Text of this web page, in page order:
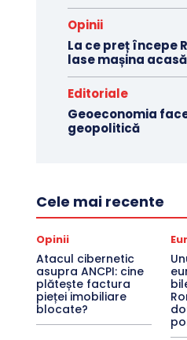
Opinii
La ce preț începe
lase mașina
Editoriale
Geoeconomia
geopolitică
Cele mai recente
Opinii
Atacul cibernetic
asupra ANCPI: cine
plătește factura
pieței imobiliare
blocate?